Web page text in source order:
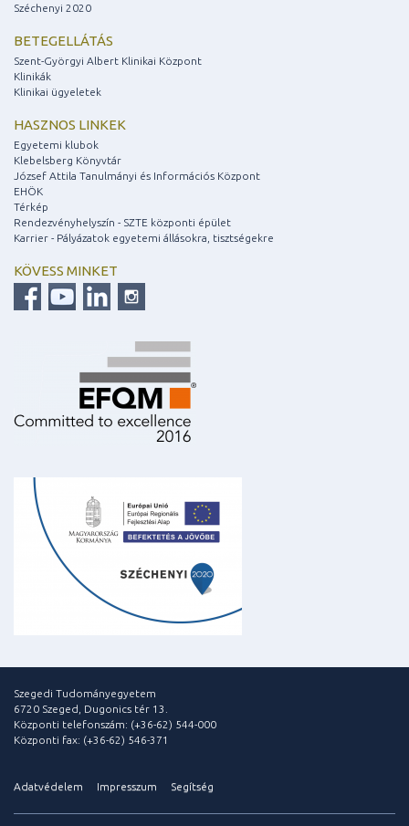
Széchenyi 2020
BETEGELLÁTÁS
Szent-Györgyi Albert Klinikai Központ
Klinikák
Klinikai ügyeletek
HASZNOS LINKEK
Egyetemi klubok
Klebelsberg Könyvtár
József Attila Tanulmányi és Információs Központ
EHÖK
Térkép
Rendezvényhelyszín - SZTE központi épület
Karrier - Pályázatok egyetemi állásokra, tisztségekre
KÖVESS MINKET
Szegedi Tudományegyetem
6720 Szeged, Dugonics tér 13.
Központi telefonszám: (+36-62) 544-000
Központi fax: (+36-62) 546-371
Adatvédelem Impresszum Segítség